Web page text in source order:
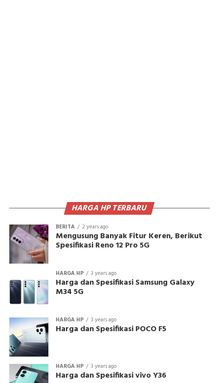
HARGA HP TERBARU
BERITA 2 years ago
Mengusung Banyak Fitur Keren, Berikut
Spesifikasi Reno 12 Pro 5G
HARGA HP 3 years ago
Harga dan Spesifikasi Samsung Galaxy
M34 5G
HARGA HP 3 years ago
Harga dan Spesifikasi POCO F5
HARGA HP 3 years ago
Harga dan Spesifikasi vivo Y36